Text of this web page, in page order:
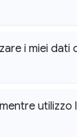
i miei dati
utilizzo